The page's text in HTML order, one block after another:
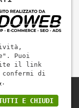
Puoi
il link
di
.
E CHIUDI